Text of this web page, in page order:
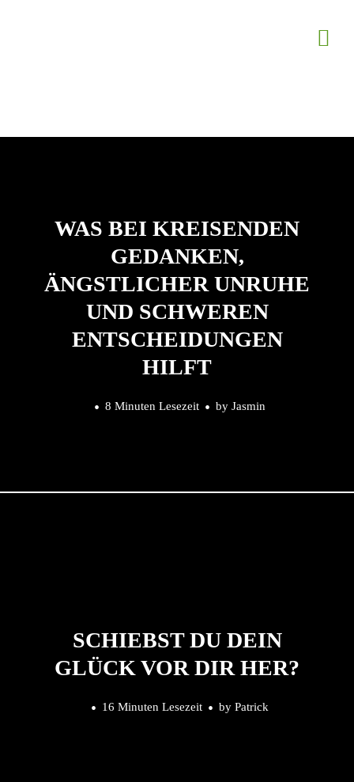
WAS BEI KREISENDEN
GEDANKEN,
ÄNGSTLICHER UNRUHE
UND SCHWEREN
ENTSCHEIDUNGEN
HILFT
8 Minuten Lesezeit by Jasmin
SCHIEBST DU DEIN
GLÜCK VOR DIR HER?
16 Minuten Lesezeit by Patrick